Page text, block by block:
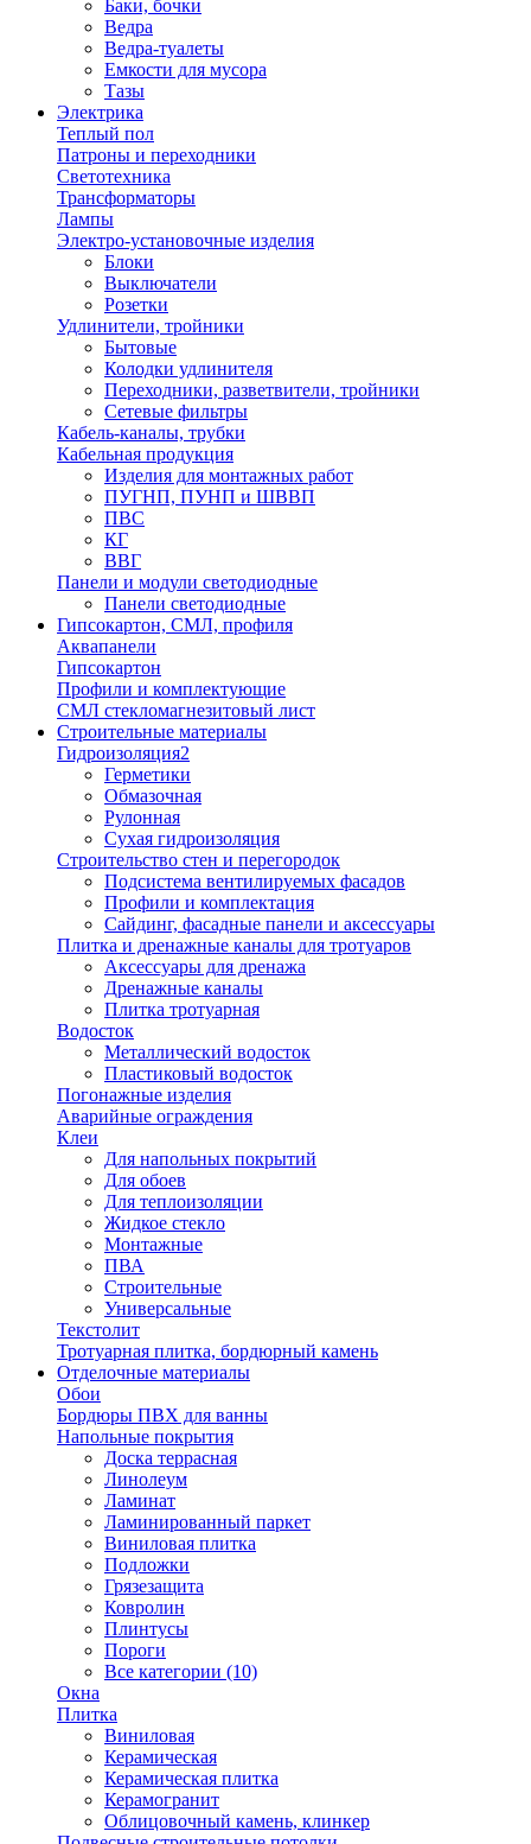
Баки, бочки
Ведра
Ведра-туалеты
Емкости для мусора
Тазы
Электрика
Теплый пол
Патроны и переходники
Светотехника
Трансформаторы
Лампы
Электро-установочные изделия
Блоки
Выключатели
Розетки
Удлинители, тройники
Бытовые
Колодки удлинителя
Переходники, разветвители, тройники
Сетевые фильтры
Кабель-каналы, трубки
Кабельная продукция
Изделия для монтажных работ
ПУГНП, ПУНП и ШВВП
ПВС
КГ
ВВГ
Панели и модули светодиодные
Панели светодиодные
Гипсокартон, СМЛ, профиля
Аквапанели
Гипсокартон
Профили и комплектующие
СМЛ стекломагнезитовый лист
Строительные материалы
Гидроизоляция2
Герметики
Обмазочная
Рулонная
Сухая гидроизоляция
Строительство стен и перегородок
Подсистема вентилируемых фасадов
Профили и комплектация
Сайдинг, фасадные панели и аксессуары
Плитка и дренажные каналы для тротуаров
Аксессуары для дренажа
Дренажные каналы
Плитка тротуарная
Водосток
Металлический водосток
Пластиковый водосток
Погонажные изделия
Аварийные ограждения
Клеи
Для напольных покрытий
Для обоев
Для теплоизоляции
Жидкое стекло
Монтажные
ПВА
Строительные
Универсальные
Текстолит
Тротуарная плитка, бордюрный камень
Отделочные материалы
Обои
Бордюры ПВХ для ванны
Напольные покрытия
Доска террасная
Линолеум
Ламинат
Ламинированный паркет
Виниловая плитка
Подложки
Грязезащита
Ковролин
Плинтусы
Пороги
Все категории (10)
Окна
Плитка
Виниловая
Керамическая
Керамическая плитка
Керамогранит
Облицовочный камень, клинкер